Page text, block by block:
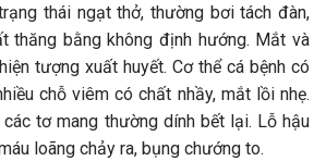
thái ngạt thở, thường bơi tách đàn,
thăng bằng không định hướng. Mắt và
tượng xuất huyết. Cơ thể cá bệnh có
chỗ viêm có chất nhầy, mắt lồi nhẹ.
các tơ mang thường dính bết lại. Lỗ hậu
loãng chảy ra, bụng chướng to.